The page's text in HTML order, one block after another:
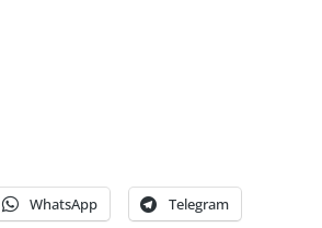
WhatsApp Telegram